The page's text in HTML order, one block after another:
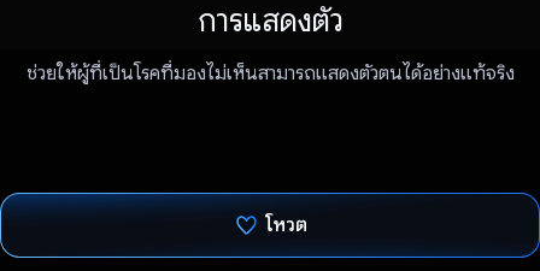
การแสดงตัว
ช่วยให้ผู้ที่เป็นโรคที่มองไม่เห็นสามารถแสดงตัวตนได้อย่างแท้จริง
โหวต